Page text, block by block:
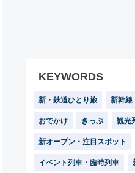
KEYWORDS
新・鉄道ひとり旅 新幹線
おでかけ きっぷ 観光
新オープン・注目スポット
イベント列車・臨時列車